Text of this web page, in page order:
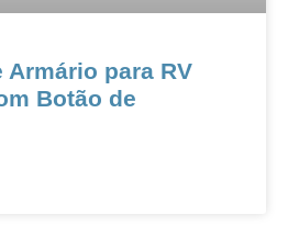
Armário para RV
Botão de